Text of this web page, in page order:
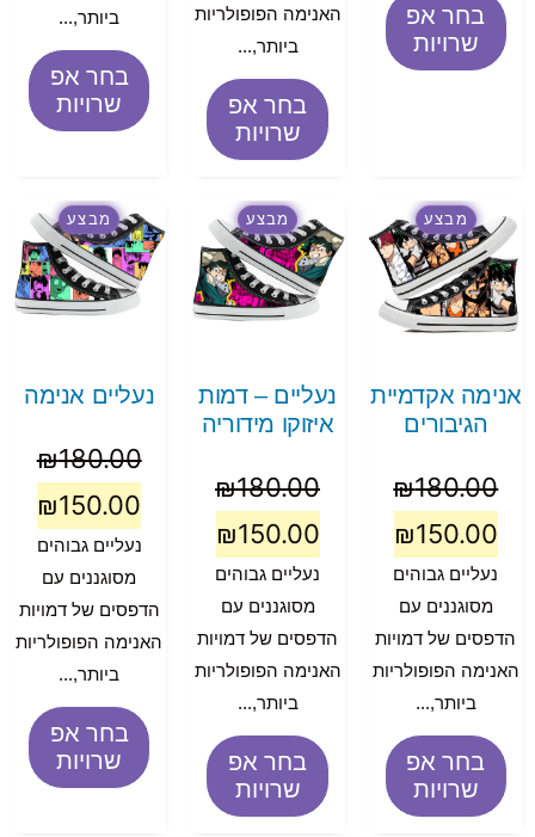
בחר אפ
שרויות
האנימה הפופולריות
ביותר,...
בחר אפ
שרויות
ביותר,...
בחר אפ
שרויות
מבצע
אנימה אקדמיית
הגיבורים
₪180.00
₪150.00
נעליים גבוהים
מסוגננים עם
הדפסים של דמויות
האנימה הפופולריות
ביותר,...
בחר אפ
שרויות
מבצע
נעליים – דמות
איזוקו מידוריה
₪180.00
₪150.00
נעליים גבוהים
מסוגננים עם
הדפסים של דמויות
האנימה הפופולריות
ביותר,...
בחר אפ
שרויות
מבצע
נעליים אנימה
₪180.00
₪150.00
נעליים גבוהים
מסוגננים עם
הדפסים של דמויות
האנימה הפופולריות
ביותר,...
בחר אפ
שרויות